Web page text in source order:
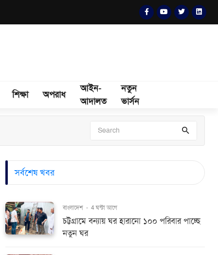
শিক্ষা অপরাধ
আইন-
আদালত
নতুন
ভার্সন
সর্বশেষ খবর
বাংলাদেশ - 4 ঘন্টা আগে
চট্টগ্রামে বন্যায় ঘর হারানো ১০০ পরিবার পাচ্ছে
নতুন ঘর